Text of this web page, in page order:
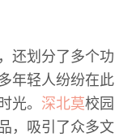
还划分了多个功
年轻人纷纷在此
光。 深北莫校园
，吸引了众多文